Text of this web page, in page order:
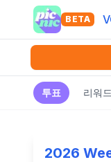
BETA
투표 리워드
2026